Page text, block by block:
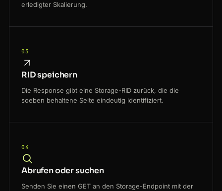
erledigter Skalierung.
03
RID speichern
Die Response gibt eine Storage-RID zurück, die die
soeben behaltene Seite eindeutig identifiziert.
04
Abrufen oder suchen
Senden Sie einen GET an den Storage-Endpoint mit der